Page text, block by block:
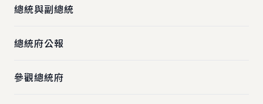
總統與副總統
總統府公報
參觀總統府